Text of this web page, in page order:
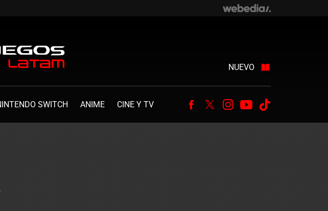
NUEVO
SWITCH ANIME CINE Y TV Facebook
TwitterInstagram
Youtube